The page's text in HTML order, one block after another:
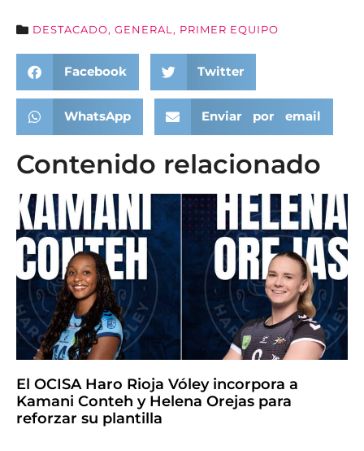
DESTACADO, GENERAL , PRIMER EQUIPO
Facebook Twitter
WhatsApp Enviar por email
Contenido relacionado
El OCISA Haro Rioja Vóley incorpora a
Kamani Conteh y Helena Orejas para
reforzar su plantilla